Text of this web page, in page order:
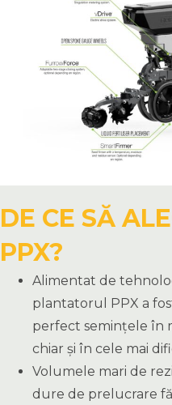
DE CE SĂ
PPX?
Alimentat de
plantatorul PPX a
perfect semințele în
chiar și în cele mai
Volumele mari de
dure de prelucrare